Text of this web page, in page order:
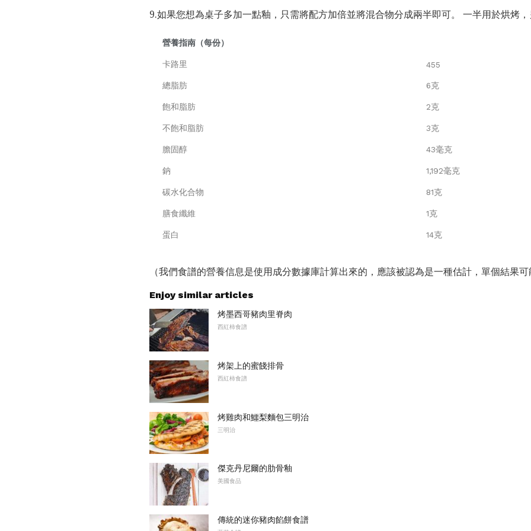
9.如果您想為桌子多加一點釉，只需將配方加倍並將混合物分成兩半即可。 一半用於烘烤，
營養指南（每份）
卡路里 455
總脂肪 6克
飽和脂肪 2克
不飽和脂肪 3克
膽固醇 43毫克
鈉 1,192毫克
碳水化合物 81克
膳食纖維 1克
蛋白 14克
（我們食譜的營養信息是使用成分數據庫計算出來的，應該被認為是一種估計，單個結果可
Enjoy similar articles
烤墨西哥豬肉里脊肉
西紅柿食譜
烤架上的蜜餞排骨
西紅柿食譜
烤雞肉和鱷梨麵包三明治
三明治
傑克丹尼爾的肋骨釉
美國食品
傳統的迷你豬肉餡餅食譜